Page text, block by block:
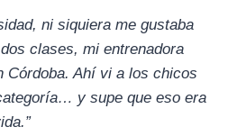
ni siquiera me gustaba
clases, mi entrenadora
Córdoba. Ahí vi a los chicos
y supe que eso era